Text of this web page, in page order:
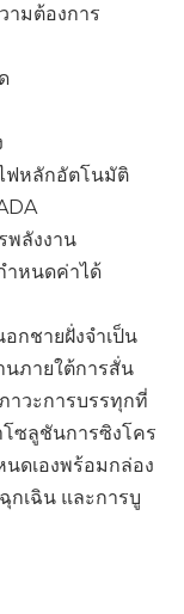
ามต้องการ
ฟหลักอัตโนมัติ
พลังงาน
ำหนดค่าได้
กชายฝั่งจำเป็น
ภายใต้การสั่น
าวะการบรรทุกที่
โซลูชันการซิงโคร
นดเองพร้อมกล่อง
กเฉิน และการบู